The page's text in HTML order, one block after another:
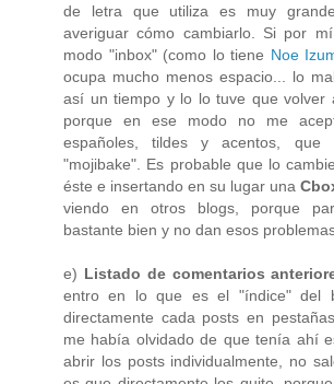
de letra que utiliza es muy
averiguar cómo cambiarlo. Si por
modo "inbox" (como lo tiene Noe
ocupa mucho menos espacio... lo
así un tiempo y lo lo tuve que volver
porque en ese modo no me
españoles, tildes y acentos, que
"mojibake". Es probable que lo
éste e insertando en su lugar una
viendo en otros blogs, porque
bastante bien y no dan esos
e) Listado de comentarios
entro en lo que es el "índice" del
directamente cada posts en
me había olvidado de que tenía ahí
abrir los posts individualmente, no